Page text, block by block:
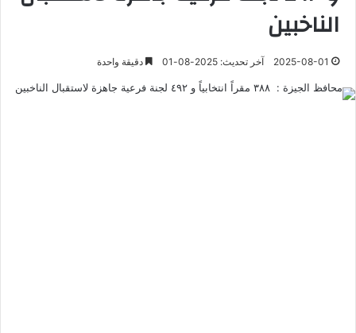
الناخبين
2025-08-01 آخر تحديث: 2025-08-01 دقيقة واحدة